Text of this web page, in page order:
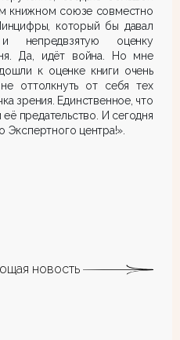
книжном союзе совместно
который бы давал
непредвзятую оценку
Да, идёт война. Но мне
к оценке книги очень
оттолкнуть от себя тех
зрения. Единственное, что
предательство. И сегодня
Экспертного центра!».
новость